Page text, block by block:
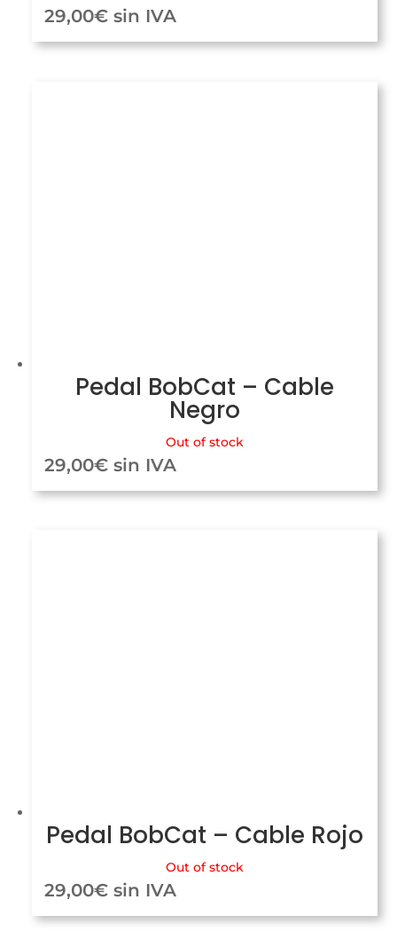
29,00€ sin IVA
Pedal BobCat – Cable
Negro
Out of stock
29,00€ sin IVA
Pedal BobCat – Cable Rojo
Out of stock
29,00€ sin IVA